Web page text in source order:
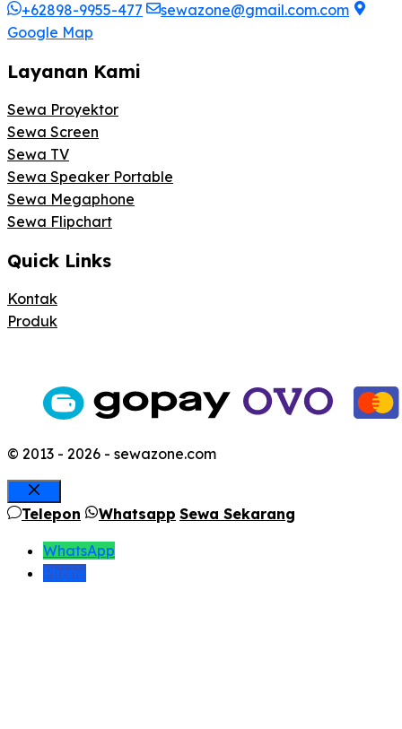
+62898-9955-477
sewazone@gmail.com.com
Google Map
Layanan Kami
Sewa Proyektor
Sewa Screen
Sewa TV
Sewa Speaker Portable
Sewa Megaphone
Sewa Flipchart
Quick Links
Kontak
Produk
© 2013 - 2026 - sewazone.com
Close
Telepon Whatsapp Sewa Sekarang
WhatsApp
Phone